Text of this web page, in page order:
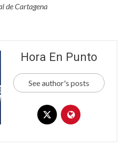
de Cartagena
Hora En Punto
See author's posts